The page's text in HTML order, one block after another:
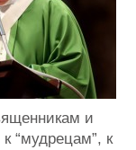
и
“мудрецам”, к